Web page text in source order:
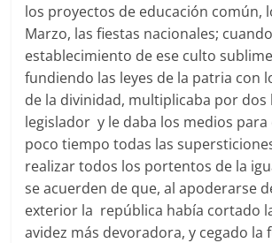
los proyectos de educación común,
Marzo, las fiestas nacionales;
establecimiento de ese culto
fundiendo las leyes de la patria con
de la divinidad, multiplicaba por dos
legislador y le daba los medios
poco tiempo todas las
realizar todos los portentos de la
se acuerden de que, al apoderarse
exterior la república había cortado
avidez más devoradora, y cegado la